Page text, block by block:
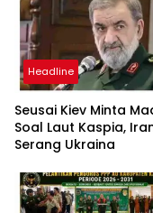
Headline
Seusai Kiev Minta
Soal Laut Kaspia,
Serang Ukraina